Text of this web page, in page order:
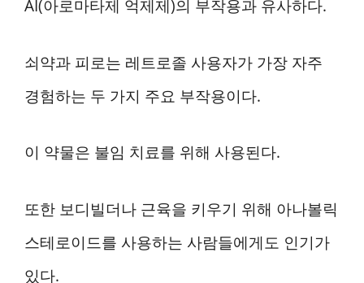
AI(아로마타제 억제제)의 부작용과 유사하다.
쇠약과 피로는 레트로졸 사용자가 가장 자주
경험하는 두 가지 주요 부작용이다.
이 약물은 불임 치료를 위해 사용된다.
또한 보디빌더나 근육을 키우기 위해 아나볼릭
스테로이드를 사용하는 사람들에게도 인기가
있다.